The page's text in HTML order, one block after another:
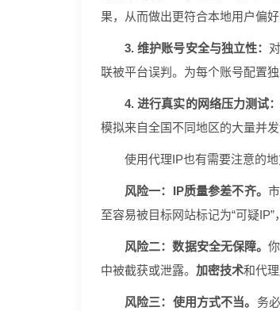
果，从而做出更符合本地用户偏好
3. 维护账号安全与独立性：
联被平台误判。为每个账号配置
4. 进行真实的网络压力测试：
模拟来自全国不同地区的大量并
使用代理IP也有需要注意的地
风险一：IP质量参差不齐。
至容易被目标网站标记为“可疑
风险二：数据安全无保障。
中被截获或泄露。 加密技术和代
风险三：使用方式不当。 务